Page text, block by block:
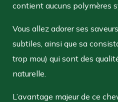
contient aucuns polymères
Vous allez adorer ses
subtiles, ainsi que sa
trop mou) qui sont des
naturelle.
L’avantage majeur de ce